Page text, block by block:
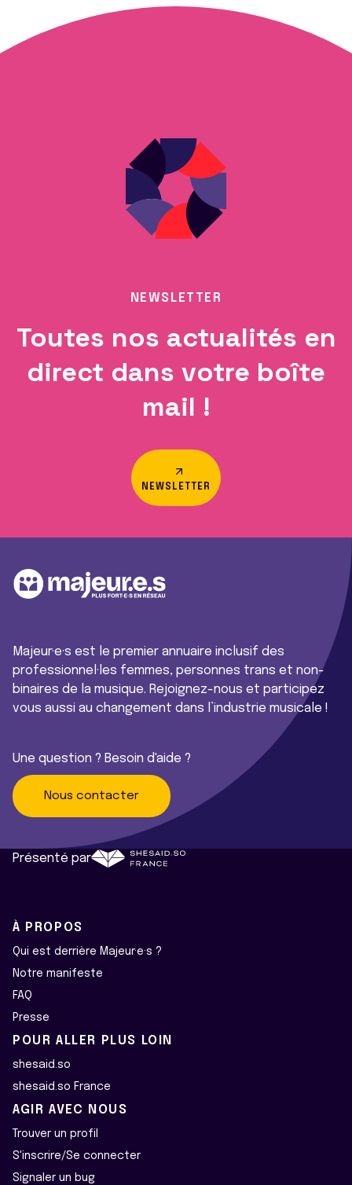
NEWSLETTER
Toutes nos actualités en
direct dans votre boîte
mail !
NEWSLETTER
Majeur·e·s est le premier annuaire inclusif des
professionnel·les femmes, personnes trans et non-
binaires de la musique. Rejoignez-nous et participez
vous aussi au changement dans l’industrie musicale !
Une question ? Besoin d'aide ?
Nous contacter
Présenté par
À PROPOS
Qui est derrière Majeur·e·s ?
Notre manifeste
FAQ
Presse
POUR ALLER PLUS LOIN
shesaid.so
shesaid.so France
AGIR AVEC NOUS
Trouver un profil
S'inscrire/Se connecter
Signaler un bug